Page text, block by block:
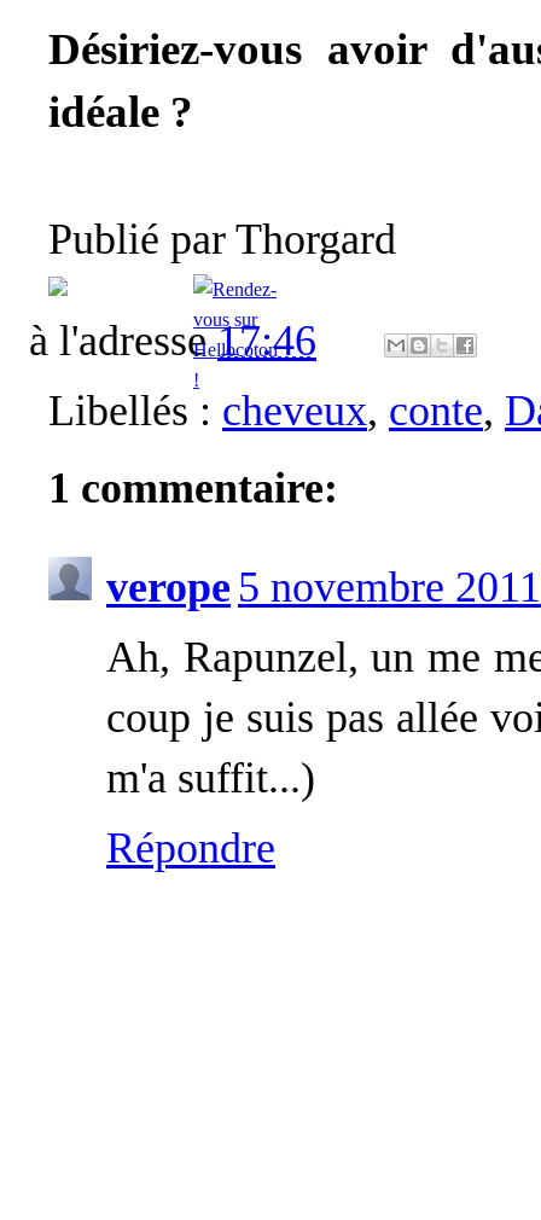
Désiriez-vous avoir
idéale ?
Publié par Thorgard
à l'adresse17:46
Libellés : cheveux, conte,
1 commentaire:
verope 5 novembre
Ah, Rapunzel, un me
coup je suis pas allée
m'a suffit...)
Répondre